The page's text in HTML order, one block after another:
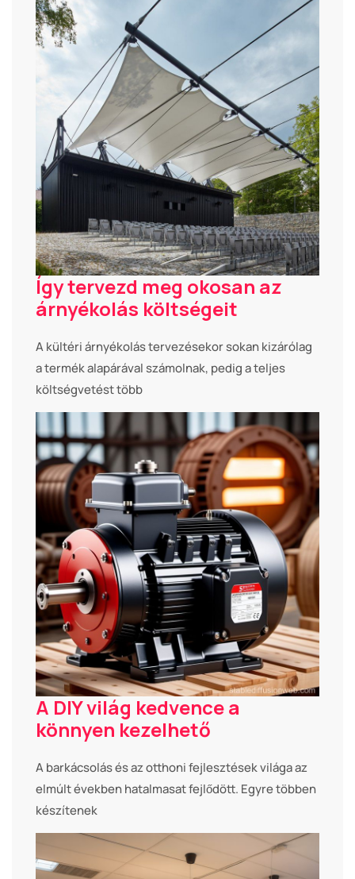
Így tervezd meg okosan az
árnyékolás költségeit
A kültéri árnyékolás tervezésekor sokan kizárólag
a termék alapárával számolnak, pedig a teljes
költségvetést több
A DIY világ kedvence a
könnyen kezelhető
A barkácsolás és az otthoni fejlesztések világa az
elmúlt években hatalmasat fejlődött. Egyre többen
készítenek